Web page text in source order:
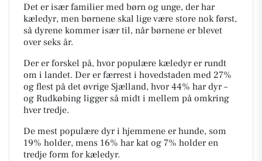
Det er især familier med børn og unge, der har
kæledyr, men børnene skal lige være store nok først,
så dyrene kommer især til, når børnene er blevet
over seks år.
Der er forskel på, hvor populære kæledyr er rundt
om i landet. Der er færrest i hovedstaden med 27%
og flest på det øvrige Sjælland, hvor 44% har dyr –
og Rudkøbing ligger så midt i mellem på omkring
hver tredje.
De mest populære dyr i hjemmene er hunde, som
19% holder, mens 16% har kat og 7% holder en
tredje form for kæledyr.